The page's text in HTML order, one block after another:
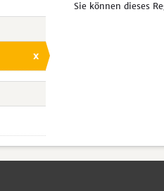
x
Sie können dieses